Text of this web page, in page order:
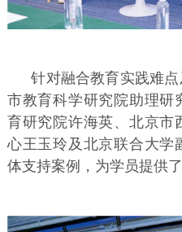
针对融合教育实践难
市教育科学研究院助理研
育研究院许海英、北京市
心王玉玲及北京联合大学
体支持案例，为学员提供